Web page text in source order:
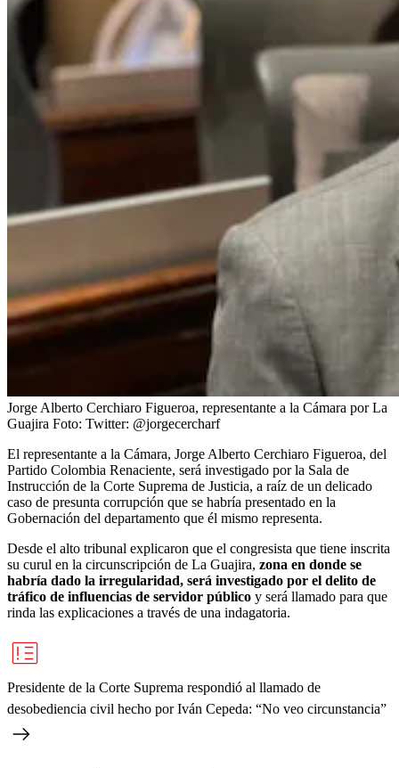
Jorge Alberto Cerchiaro Figueroa, representante a la Cámara por La
Guajira Foto: Twitter: @jorgecercharf
El representante a la Cámara, Jorge Alberto Cerchiaro Figueroa, del
Partido Colombia Renaciente, será investigado por la Sala de
Instrucción de la Corte Suprema de Justicia, a raíz de un delicado
caso de presunta corrupción que se habría presentado en la
Gobernación del departamento que él mismo representa.
Desde el alto tribunal explicaron que el congresista que tiene inscrita
su curul en la circunscripción de La Guajira, zona en donde se
habría dado la irregularidad, será investigado por el delito de
tráfico de influencias de servidor público y será llamado para que
rinda las explicaciones a través de una indagatoria.
Presidente de la Corte Suprema respondió al llamado de
desobediencia civil hecho por Iván Cepeda: “No veo circunstancia”